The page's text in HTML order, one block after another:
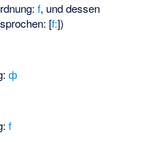
f, und dessen
[f:])
ф
f